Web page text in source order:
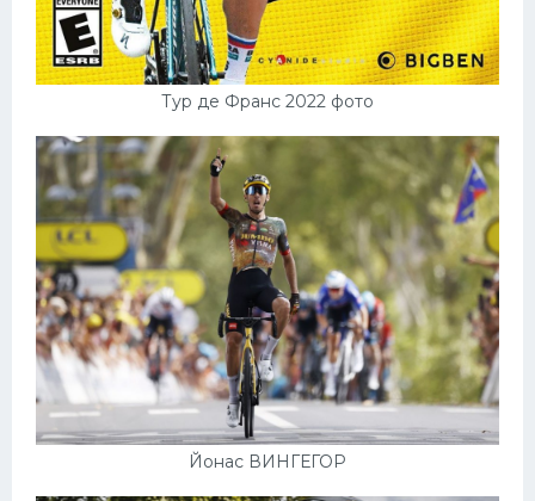
Тур де Франс 2022 фото
Йонас ВИНГЕГОР